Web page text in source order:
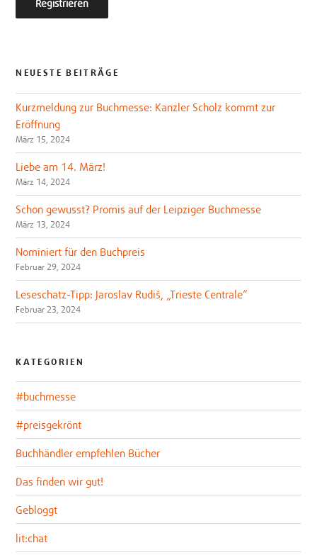
NEUESTE BEITRÄGE
Kurzmeldung zur Buchmesse: Kanzler Scholz kommt zur
Eröffnung
März 15, 2024
Liebe am 14. März!
März 14, 2024
Schon gewusst? Promis auf der Leipziger Buchmesse
März 13, 2024
Nominiert für den Buchpreis
Februar 29, 2024
Leseschatz-Tipp: Jaroslav Rudiš, „Trieste Centrale“
Februar 23, 2024
KATEGORIEN
#buchmesse
#preisgekrönt
Buchhändler empfehlen Bücher
Das finden wir gut!
Gebloggt
lit:chat